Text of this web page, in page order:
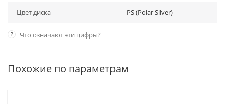
Цвет диска PS (Polar Silver)
? Что означают эти цифры?
Похожие по параметрам